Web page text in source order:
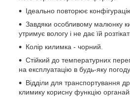
Ідеально повторює
Завдяки особливому малюнку
утримує вологу і не дає їй
Колір килимка - чорний.
Стійкий до температурних
на експлуатацію в будь-яку
Відділи для транспортування
климику корисну функцію